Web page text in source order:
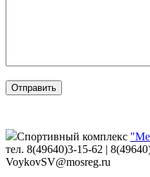
Спортивный комплекс
тел. 8(49640)3-15-62 |
VoykovSV@mosreg.ru